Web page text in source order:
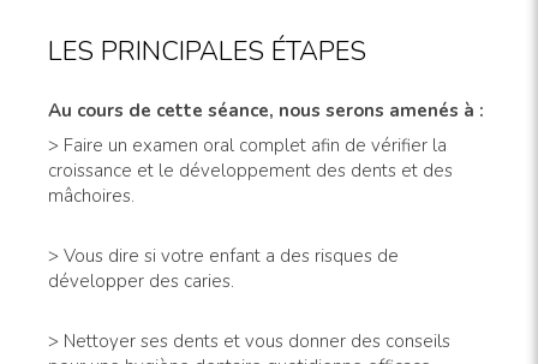
LES PRINCIPALES ÉTAPES
Au cours de cette séance, nous serons amenés à :
> Faire un examen oral complet afin de vérifier la
croissance et le développement des dents et des
mâchoires.
> Vous dire si votre enfant a des risques de
développer des caries.
> Nettoyer ses dents et vous donner des conseils